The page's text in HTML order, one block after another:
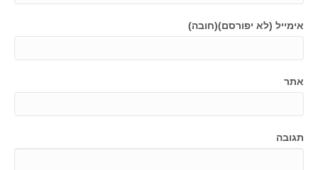
אימייל (לא יפורסם)(חובה)
אתר
תגובה